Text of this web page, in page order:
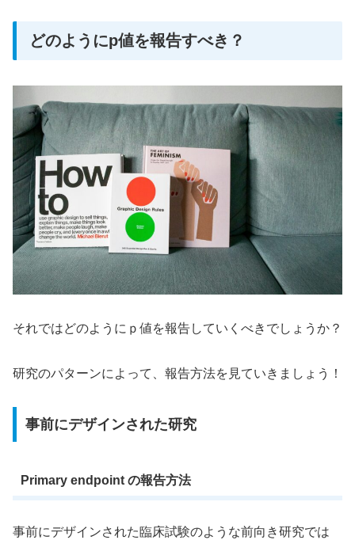
どのようにp値を報告すべき？
それではどのようにｐ値を報告していくべきでしょうか？
研究のパターンによって、報告方法を見ていきましょう！
事前にデザインされた研究
Primary endpoint の報告方法
事前にデザインされた臨床試験のような前向き研究では